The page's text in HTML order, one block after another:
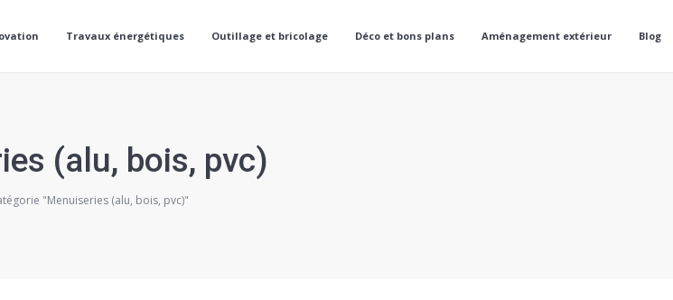
Travaux énergétiques Outillage et bricolage Déco et bons plans Aménagement extérieur Blog
(alu, bois, pvc)
"Menuiseries (alu, bois, pvc)"